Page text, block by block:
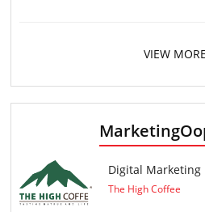
VIEW MORE
Digital Marketing
The High Coffee